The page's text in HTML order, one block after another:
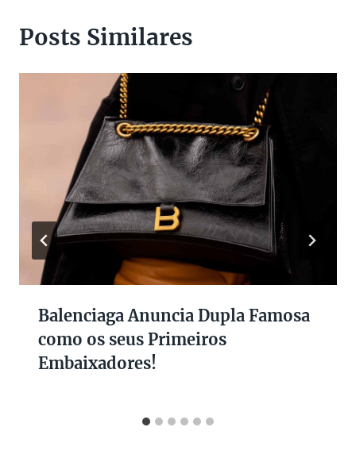
Posts Similares
Balenciaga Anuncia Dupla Famosa
como os seus Primeiros
Embaixadores!